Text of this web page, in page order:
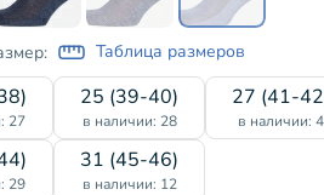
Таблица размеров
27
25 (39-40)
в наличии: 28
27 (41-
в наличии: 4
29
31 (45-46)
в наличии: 12